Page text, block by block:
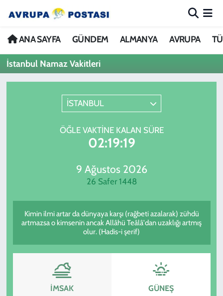
ANA SAYFA GÜNDEM ALMANYA AVRUPA
İstanbul Namaz Vakitleri
İSTANBUL
ÖĞLE VAKTINE KALAN SÜRE
02:19:19
9 Ağustos 2026
26 Safer 1448
Kimin ilmi artar da dünyaya karşı (rağbeti azalarak) zühdü
artmazsa o kimsenin ancak Allâhü Teâlâ'dan uzaklığı artmış
olur. (Hadis-i şerif)
İMSAK GÜNEŞ
ANA SAYFA
GÜNDEM
SPOR
YAZARLAR
Nöbetçi Eczaneler
Hava Durumu
Trafik Durumu
Avrupa Ligi Puan Durumu ve Fikstür
Tüm Manşetler
Haber Arşivi